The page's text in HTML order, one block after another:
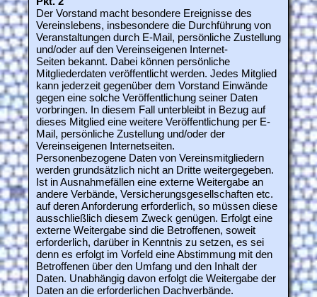
Der Vorstand macht besondere Ereignisse des
Vereinslebens, insbesondere die Durchführung von
Veranstaltungen durch E-Mail, persönliche Zustellung
und/oder auf den Vereinseigenen Internet-
Seiten bekannt. Dabei können persönliche
Mitgliederdaten veröffentlicht werden. Jedes Mitglied
kann jederzeit gegenüber dem Vorstand Einwände
gegen eine solche Veröffentlichung seiner Daten
vorbringen. In diesem Fall unterbleibt in Bezug auf
dieses Mitglied eine weitere Veröffentlichung per E-
Mail, persönliche Zustellung und/oder der
Vereinseigenen Internetseiten.
Personenbezogene Daten von Vereinsmitgliedern
werden grundsätzlich nicht an Dritte weitergegeben.
Ist in Ausnahmefällen eine externe Weitergabe an
andere Verbände, Versicherungsgesellschaften etc.
auf deren Anforderung erforderlich, so müssen diese
ausschließlich diesem Zweck genügen. Erfolgt eine
externe Weitergabe sind die Betroffenen, soweit
erforderlich, darüber in Kenntnis zu setzen, es sei
denn es erfolgt im Vorfeld eine Abstimmung mit den
Betroffenen über den Umfang und den Inhalt der
Daten. Unabhängig davon erfolgt die Weitergabe der
Daten an die erforderlichen Dachverbände.